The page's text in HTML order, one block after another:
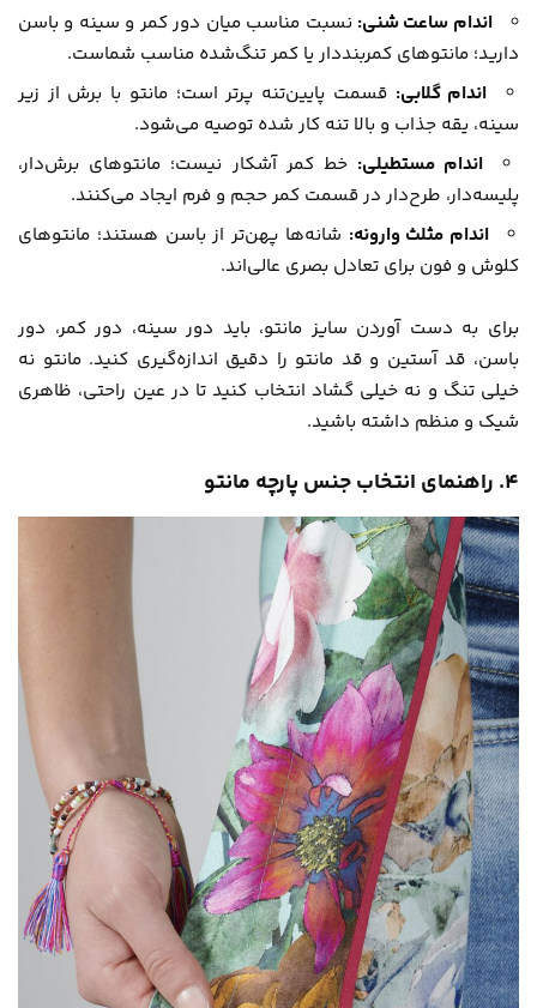
اندام ساعت شنی: نسبت مناسب میان دور کمر و سینه و باسن
دارید؛ مانتوهای کمربنددار یا کمر تنگ‌شده مناسب شماست.
اندام گلابی: قسمت پایین‌تنه پرتر است؛ مانتو با برش از زیر
سینه، یقه جذاب و بالا تنه کار شده توصیه می‌شود.
اندام مستطیلی: خط کمر آشکار نیست؛ مانتوهای برش‌دار،
پلیسه‌دار، طرح‌دار در قسمت کمر حجم و فرم ایجاد می‌کنند.
اندام مثلث وارونه: شانه‌ها پهن‌تر از باسن هستند؛ مانتوهای
کلوش و فون برای تعادل بصری عالی‌اند.
برای به دست آوردن سایز مانتو، باید دور سینه، دور کمر، دور
باسن، قد آستین و قد مانتو را دقیق اندازه‌گیری کنید. مانتو نه
خیلی تنگ و نه خیلی گشاد انتخاب کنید تا در عین راحتی، ظاهری
شیک و منظم داشته باشید.
۴. راهنمای انتخاب جنس پارچه مانتو